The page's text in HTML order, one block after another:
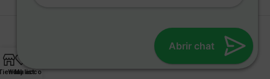
Wishlist
My account
Abrir chat